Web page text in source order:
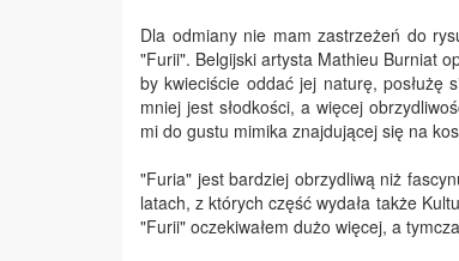
Dla odmiany nie mam zastrzeżeń do
"Furii". Belgijski artysta Mathieu Burniat
by kwieciście oddać jej naturę, posłużę
mniej jest słodkości, a więcej
mi do gustu mimika znajdującej się na
"Furia" jest bardziej obrzydliwą niż
latach, z których część wydała także
"Furii" oczekiwałem dużo więcej, a